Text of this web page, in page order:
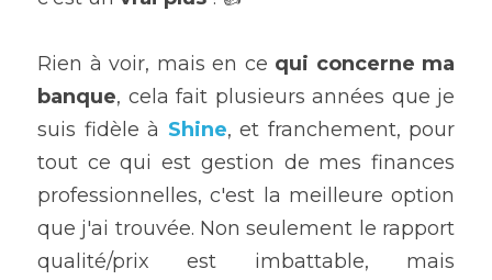
Rien à voir, mais en ce qui concerne ma
banque, cela fait plusieurs années que je
suis fidèle à Shine, et franchement, pour
tout ce qui est gestion de mes finances
professionnelles, c'est la meilleure option
que j'ai trouvée. Non seulement le rapport
qualité/prix est imbattable, mais